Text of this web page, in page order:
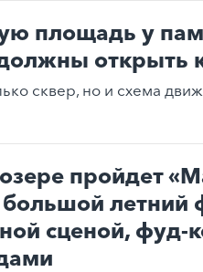
площадь у
открыть
сквер, но и схема
пройдет
летний
сценой, фуд-